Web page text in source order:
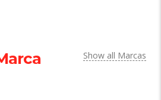
Show all Marcas